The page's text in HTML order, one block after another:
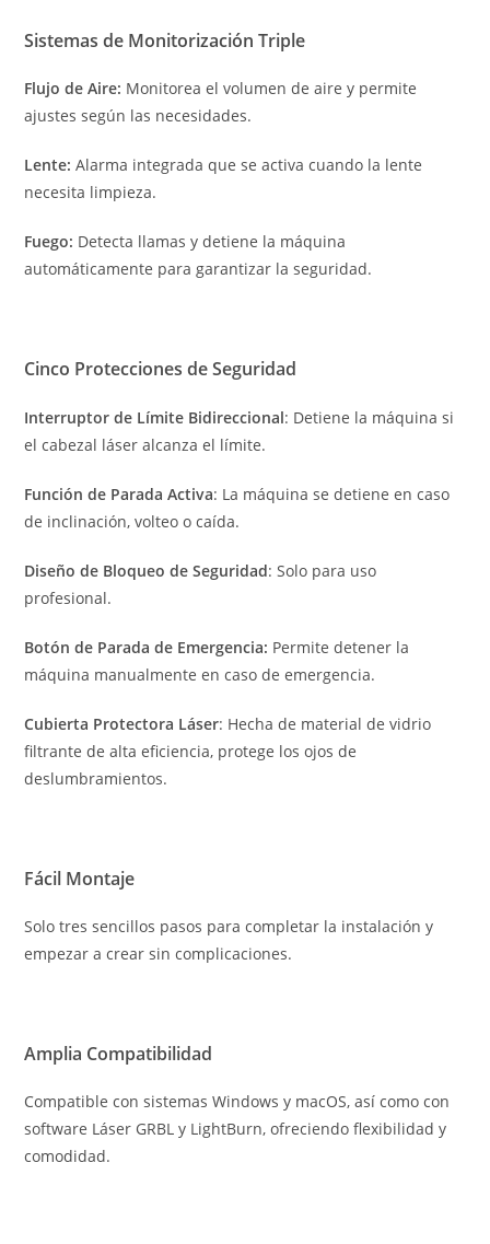
Sistemas de Monitorización Triple
Flujo de Aire: Monitorea el volumen de aire y permite
ajustes según las necesidades.
Lente: Alarma integrada que se activa cuando la lente
necesita limpieza.
Fuego: Detecta llamas y detiene la máquina
automáticamente para garantizar la seguridad.
Cinco Protecciones de Seguridad
Interruptor de Límite Bidireccional: Detiene la máquina si
el cabezal láser alcanza el límite.
Función de Parada Activa: La máquina se detiene en caso
de inclinación, volteo o caída.
Diseño de Bloqueo de Seguridad: Solo para uso
profesional.
Botón de Parada de Emergencia: Permite detener la
máquina manualmente en caso de emergencia.
Cubierta Protectora Láser: Hecha de material de vidrio
filtrante de alta eficiencia, protege los ojos de
deslumbramientos.
Fácil Montaje
Solo tres sencillos pasos para completar la instalación y
empezar a crear sin complicaciones.
Amplia Compatibilidad
Compatible con sistemas Windows y macOS, así como con
software Láser GRBL y LightBurn, ofreciendo flexibilidad y
comodidad.